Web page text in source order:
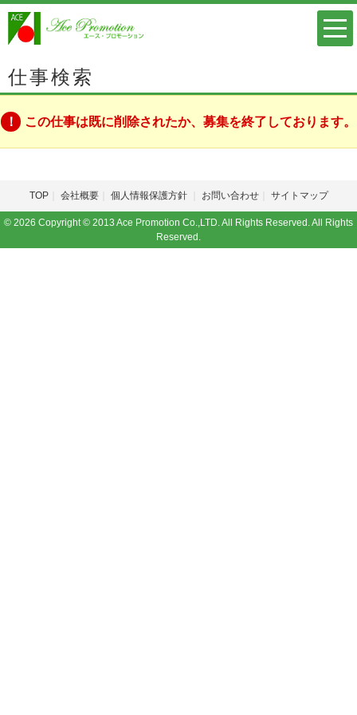
仕事検索
この仕事は既に削除されたか、募集を終了しております。
TOP 会社概要 個人情報保護方針 お問い合わせ サイトマップ
© 2026 Copyright © 2013 Ace Promotion Co.,LTD. All Rights Reserved. All Rights
Reserved.